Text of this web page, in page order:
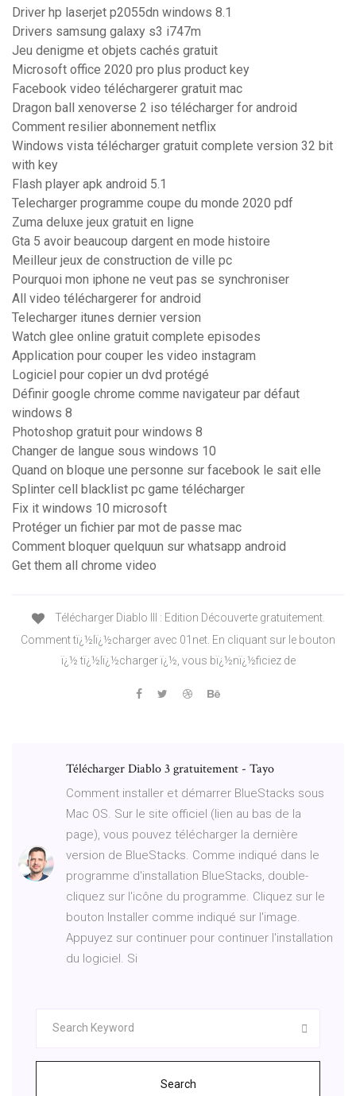
Driver hp laserjet p2055dn windows 8.1
Drivers samsung galaxy s3 i747m
Jeu denigme et objets cachés gratuit
Microsoft office 2020 pro plus product key
Facebook video téléchargerer gratuit mac
Dragon ball xenoverse 2 iso télécharger for android
Comment resilier abonnement netflix
Windows vista télécharger gratuit complete version 32 bit
with key
Flash player apk android 5.1
Telecharger programme coupe du monde 2020 pdf
Zuma deluxe jeux gratuit en ligne
Gta 5 avoir beaucoup dargent en mode histoire
Meilleur jeux de construction de ville pc
Pourquoi mon iphone ne veut pas se synchroniser
All video téléchargerer for android
Telecharger itunes dernier version
Watch glee online gratuit complete episodes
Application pour couper les video instagram
Logiciel pour copier un dvd protégé
Définir google chrome comme navigateur par défaut
windows 8
Photoshop gratuit pour windows 8
Changer de langue sous windows 10
Quand on bloque une personne sur facebook le sait elle
Splinter cell blacklist pc game télécharger
Fix it windows 10 microsoft
Protéger un fichier par mot de passe mac
Comment bloquer quelquun sur whatsapp android
Get them all chrome video
Télécharger Diablo III : Edition Découverte gratuitement.
Comment tï¿½lï¿½charger avec 01net. En cliquant sur le bouton
ï¿½ tï¿½lï¿½charger ï¿½, vous bï¿½nï¿½ficiez de
Télécharger Diablo 3 gratuitement - Tayo
Comment installer et démarrer BlueStacks sous
Mac OS. Sur le site officiel (lien au bas de la
page), vous pouvez télécharger la dernière
version de BlueStacks. Comme indiqué dans le
programme d'installation BlueStacks, double-
cliquez sur l'icône du programme. Cliquez sur le
bouton Installer comme indiqué sur l'image.
Appuyez sur continuer pour continuer l'installation
du logiciel. Si
Search